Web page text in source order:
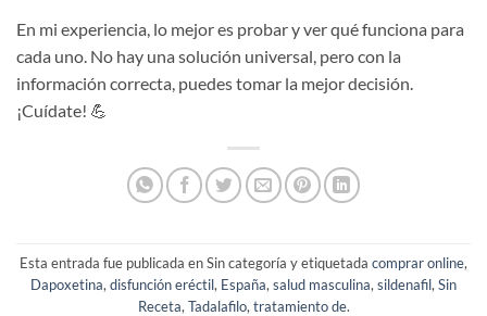
En mi experiencia, lo mejor es probar y ver qué funciona para
cada uno. No hay una solución universal, pero con la
información correcta, puedes tomar la mejor decisión.
¡Cuídate! 💪
Esta entrada fue publicada en Sin categoría y etiquetada comprar online,
Dapoxetina, disfunción eréctil, España, salud masculina, sildenafil, Sin
Receta, Tadalafilo, tratamiento de.